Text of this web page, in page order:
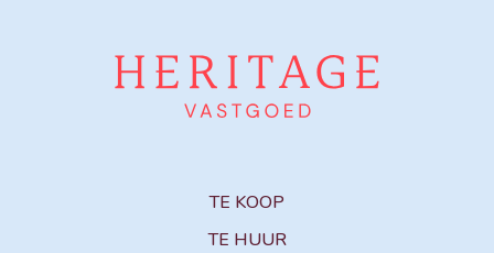
TE KOOP
TE HUUR